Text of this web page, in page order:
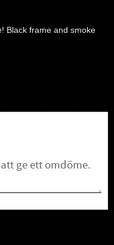
Black frame and smoke